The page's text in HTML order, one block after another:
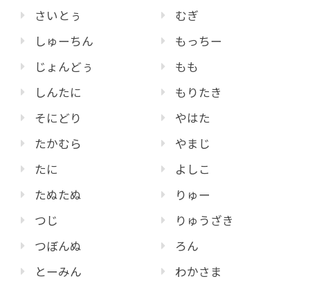
さいとぅ
しゅーちん
じょんどぅ
しんたに
そにどり
たかむら
たに
たぬたぬ
つじ
つぼんぬ
とーみん
むぎ
もっちー
もも
もりたき
やはた
やまじ
よしこ
りゅー
りゅうざき
ろん
わかさま